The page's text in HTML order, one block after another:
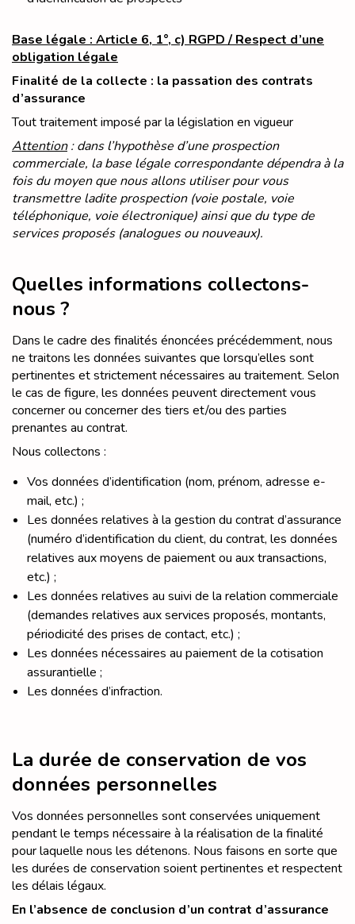
Base légale : Article 6, 1°, c) RGPD / Respect d’une
obligation légale
Finalité de la collecte : la passation des contrats
d’assurance
Tout traitement imposé par la législation en vigueur
Attention: dans l’hypothèse d’une prospection
commerciale, la base légale correspondante dépendra à la
fois du moyen que nous allons utiliser pour vous
transmettre ladite prospection (voie postale, voie
téléphonique, voie électronique) ainsi que du type de
services proposés (analogues ou nouveaux).
Quelles informations collectons-
nous ?
Dans le cadre des finalités énoncées précédemment, nous
ne traitons les données suivantes que lorsqu’elles sont
pertinentes et strictement nécessaires au traitement. Selon
le cas de figure, les données peuvent directement vous
concerner ou concerner des tiers et/ou des parties
prenantes au contrat.
Nous collectons :
Vos données d’identification (nom, prénom, adresse e-
mail, etc.) ;
Les données relatives à la gestion du contrat d’assurance
(numéro d’identification du client, du contrat, les données
relatives aux moyens de paiement ou aux transactions,
etc.) ;
Les données relatives au suivi de la relation commerciale
(demandes relatives aux services proposés, montants,
périodicité des prises de contact, etc.) ;
Les données nécessaires au paiement de la cotisation
assurantielle ;
Les données d’infraction.
La durée de conservation de vos
données personnelles
Vos données personnelles sont conservées uniquement
pendant le temps nécessaire à la réalisation de la finalité
pour laquelle nous les détenons. Nous faisons en sorte que
les durées de conservation soient pertinentes et respectent
les délais légaux.
En l’absence de conclusion d’un contrat d’assurance